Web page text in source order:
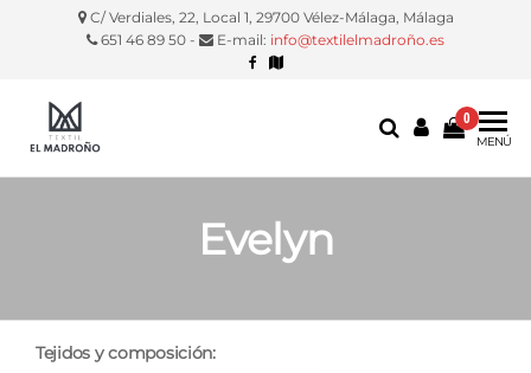
C/ Verdiales, 22, Local 1, 29700 Vélez-Málaga, Málaga
651 46 89 50 -
E-mail: info@textilelmadroño.es
Madroño
0
MENÚ
Evelyn
Tejidos y composición: